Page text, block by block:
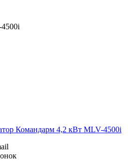
Командарм 4,2 кВт MLV-4500i